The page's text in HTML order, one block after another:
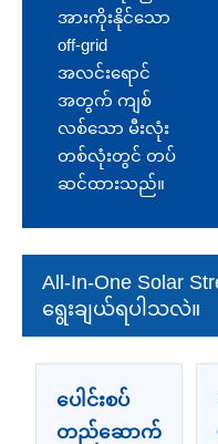
အားကိုးနိုင်သော
off-grid
အလင်းရောင်
အတွက် ကျစ်
လစ်သော မီးလုံး
တစ်လုံးတွင် တပ်
ဆင်ထားသည်။
All-In-One Solar
ရွေးချယ်ရပါသလဲ။
ပေါင်းစပ်
တည်ဆောက်